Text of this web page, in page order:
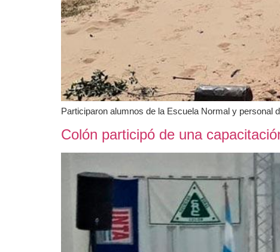
Participaron alumnos de la Escuela Normal y personal
Colón participó de una